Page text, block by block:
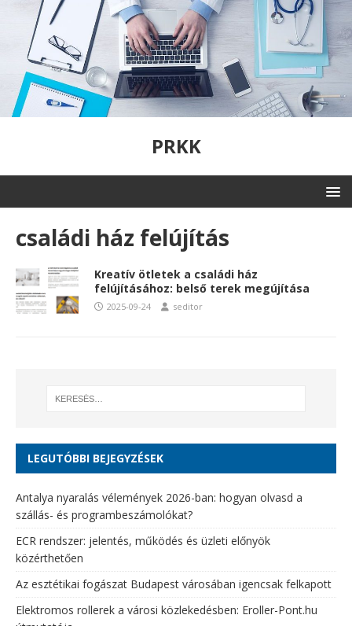
PRKK
családi ház felújítás
Kreatív ötletek a családi ház
felújításához: belső terek megújítása
2025-09-24 seditor
LEGUTÓBBI BEJEGYZÉSEK
Antalya nyaralás vélemények 2026-ban: hogyan olvasd a
szállás- és programbeszámolókat?
ECR rendszer: jelentés, működés és üzleti előnyök
közérthetően
Az esztétikai fogászat Budapest városában igencsak felkapott
Elektromos rollerek a városi közlekedésben: Eroller-Pont.hu